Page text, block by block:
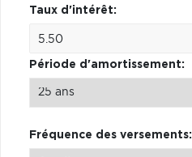
Taux d'intérêt:
Période d'amortissement:
Fréquence des versements: